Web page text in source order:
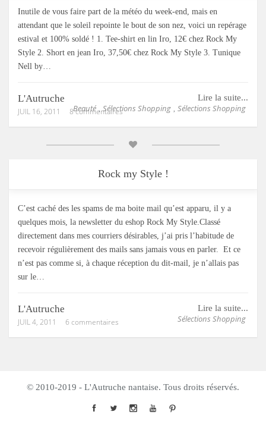
Inutile de vous faire part de la météo du week-end, mais en
attendant que le soleil repointe le bout de son nez, voici un repérage
estival et 100% soldé ! 1. Tee-shirt en lin Iro, 12€ chez Rock My
Style 2. Short en jean Iro, 37,50€ chez Rock My Style 3. Tunique
Nell by…
Lire la suite...
Beauté Sélections Shopping Sélections Shopping
L'Autruche
JUIL 16, 2011 8 commentaires
Rock my Style !
C’est caché des les spams de ma boite mail qu’est apparu, il y a
quelques mois, la newsletter du eshop Rock My Style.Classé
directement dans mes courriers désirables, j’ai pris l’habitude de
recevoir régulièrement des mails sans jamais vous en parler. Et ce
n’est pas comme si, à chaque réception du dit-mail, je n’allais pas
sur le…
Lire la suite...
Sélections Shopping
L'Autruche
JUIL 4, 2011 6 commentaires
© 2010-2019 - L'Autruche nantaise. Tous droits réservés.